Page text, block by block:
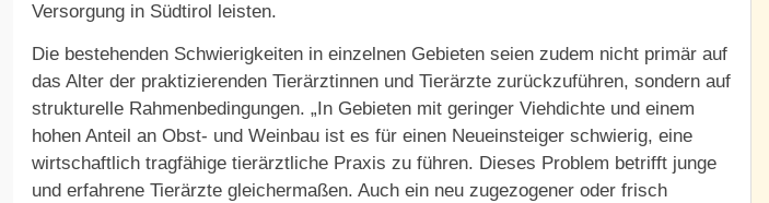
Versorgung in Südtirol leisten.
Die bestehenden Schwierigkeiten in einzelnen Gebieten seien zudem nicht primär auf
das Alter der praktizierenden Tierärztinnen und Tierärzte zurückzuführen, sondern auf
strukturelle Rahmenbedingungen. „In Gebieten mit geringer Viehdichte und einem
hohen Anteil an Obst- und Weinbau ist es für einen Neueinsteiger schwierig, eine
wirtschaftlich tragfähige tierärztliche Praxis zu führen. Dieses Problem betrifft junge
und erfahrene Tierärzte gleichermaßen. Auch ein neu zugezogener oder frisch